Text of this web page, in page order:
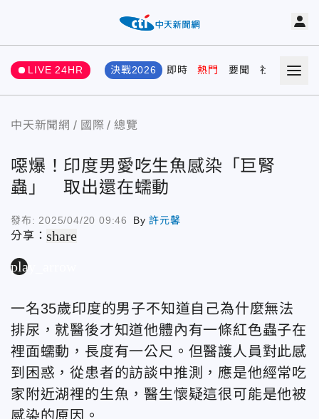
LIVE 24HR 決戰2026 即時 熱門 要聞 社會 娛樂
中天新聞網 國際 總覽
噁爆！印度男愛吃生魚感染「巨腎
蟲」 取出還在蠕動
發布: 2025/04/20 09:46 By許元馨
分享：share
play_arrow
一名35歲印度的男子不知道自己為什麼無法
排尿，就醫後才知道他體內有一條紅色蟲子在
裡面蠕動，長度有一公尺。但醫護人員對此感
到困惑，從患者的訪談中推測，應是他經常吃
家附近湖裡的生魚，醫生懷疑這很可能是他被
感染的原因。